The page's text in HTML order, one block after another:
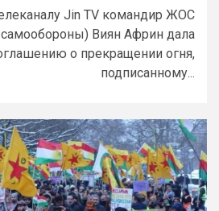
Jin TV командир ЖОС
Виян Африн дала
о прекращении огня,
подписанному...